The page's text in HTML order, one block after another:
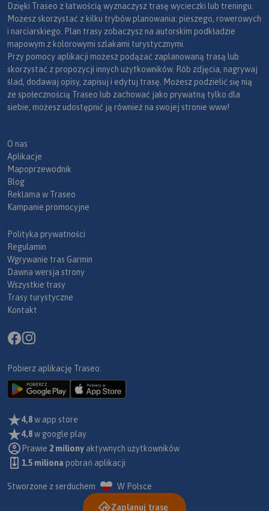
Dzięki Traseo z łatwością wyznaczysz trasę wycieczki lub treningu.
Możesz skorzystać z kilku trybów planowania: pieszego, rowerowych
i narciarskiego. Plan trasy zobaczysz na autorskim podkładzie
mapowym z kolorowymi szlakami turystycznymi.
Przy pomocy aplikacji możesz podążać zaplanowaną trasą lub
skorzystać z propozycji innych użytkowników. Rób zdjęcia, nagrywaj
ślad, dodawaj opisy, zapisuj i edytuj trasę. Możesz podzielić się nią
ze społecznością Traseo lub zachować jako prywatną tylko dla
siebie, możesz udostępnić ją również na swojej stronie www!
O nas
Aplikacje
Mapoprzewodnik
Blog
Reklama w Traseo
Kampanie promocyjne
Polityka prywatności
Regulamin
Wgrywanie tras Garmin
Dawna wersja strony
Wszystkie trasy
Trasy turystyczne
Kontakt
Pobierz aplikację Traseo:
4,8w app store
4,8w google play
Prawie 2 miliony aktywnych użytkowników
1.5 miliona pobrań aplikacji
Stworzone z serduchem W Polsce
Zaplanuj trasę